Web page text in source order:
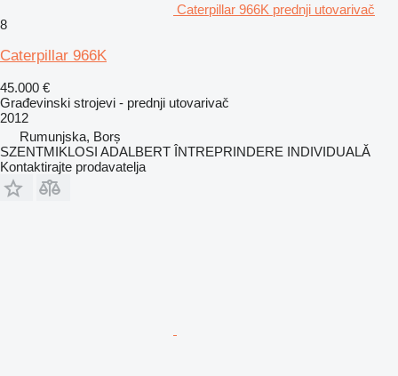
Caterpillar 966K prednji utovarivač
8
Caterpillar 966K
45.000 €
Građevinski strojevi - prednji utovarivač
2012
Rumunjska, Borș
SZENTMIKLOSI ADALBERT ÎNTREPRINDERE INDIVIDUALĂ
Kontaktirajte prodavatelja